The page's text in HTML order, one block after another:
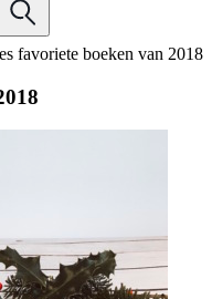
favoriete boeken van 2018